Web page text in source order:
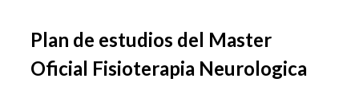
Plan de estudios del Master
Oficial Fisioterapia Neurologica